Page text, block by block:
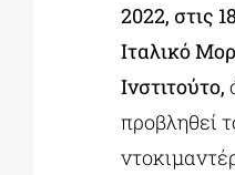
2022, στις
Ιταλικό
Ινστιτούτο,
προβληθεί